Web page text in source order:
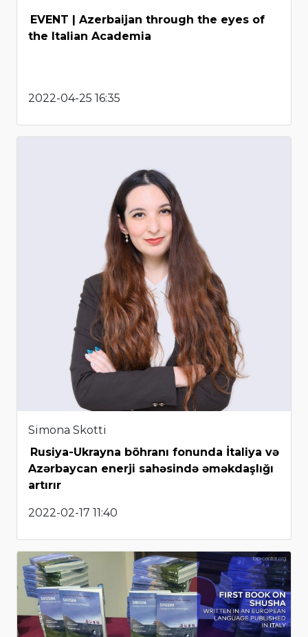
EVENT | Azerbaijan through the eyes of
the Italian Academia
2022-04-25 16:35
Simona Skotti
Rusiya-Ukrayna böhranı fonunda İtaliya və
Azərbaycan enerji sahəsində əməkdaşlığı
artırır
2022-02-17 11:40